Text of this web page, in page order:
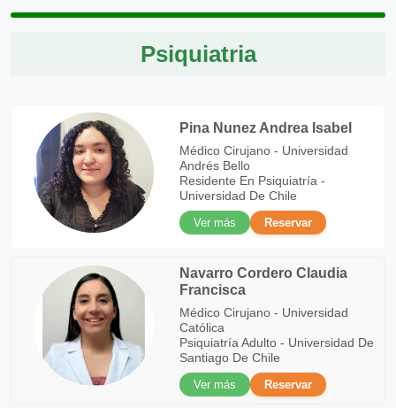
Psiquiatria
Pina Nunez Andrea Isabel
Médico Cirujano - Universidad
Andrés Bello
Residente En Psiquiatría -
Universidad De Chile
Ver más
Reservar
Navarro Cordero Claudia
Francisca
Médico Cirujano - Universidad
Católica
Psiquiatría Adulto - Universidad De
Santiago De Chile
Ver más
Reservar